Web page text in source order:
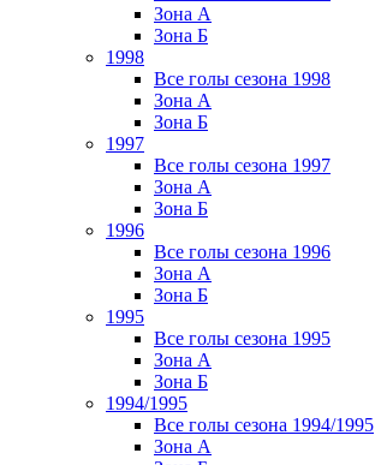
Зона А
Зона Б
1998
Все голы сезона 1998
Зона А
Зона Б
1997
Все голы сезона 1997
Зона А
Зона Б
1996
Все голы сезона 1996
Зона А
Зона Б
1995
Все голы сезона 1995
Зона А
Зона Б
1994/1995
Все голы сезона 1994/1995
Зона А